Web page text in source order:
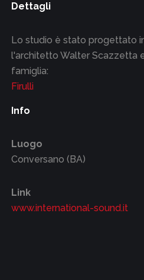
Dettagli
Lo studio è stato progettato
l'architetto Walter Scazzetta
famiglia:
Firulli
Info
Luogo
Conversano (BA)
Link
www.international-sound.it